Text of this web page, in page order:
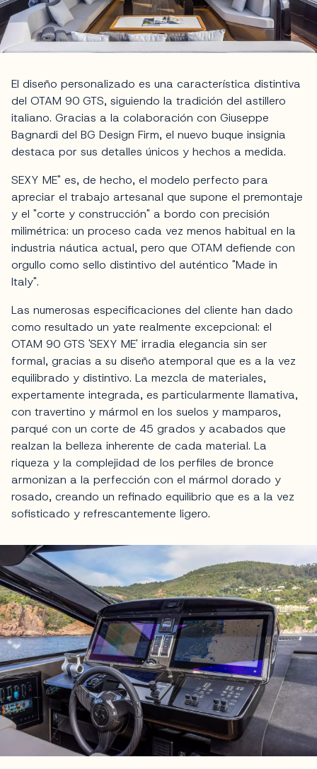
El diseño personalizado es una característica distintiva
del OTAM 90 GTS, siguiendo la tradición del astillero
italiano. Gracias a la colaboración con Giuseppe
Bagnardi del BG Design Firm, el nuevo buque insignia
destaca por sus detalles únicos y hechos a medida.
SEXY ME" es, de hecho, el modelo perfecto para
apreciar el trabajo artesanal que supone el premontaje
y el "corte y construcción" a bordo con precisión
milimétrica: un proceso cada vez menos habitual en la
industria náutica actual, pero que OTAM defiende con
orgullo como sello distintivo del auténtico "Made in
Italy".
Las numerosas especificaciones del cliente han dado
como resultado un yate realmente excepcional: el
OTAM 90 GTS 'SEXY ME' irradia elegancia sin ser
formal, gracias a su diseño atemporal que es a la vez
equilibrado y distintivo. La mezcla de materiales,
expertamente integrada, es particularmente llamativa,
con travertino y mármol en los suelos y mamparos,
parqué con un corte de 45 grados y acabados que
realzan la belleza inherente de cada material. La
riqueza y la complejidad de los perfiles de bronce
armonizan a la perfección con el mármol dorado y
rosado, creando un refinado equilibrio que es a la vez
sofisticado y refrescantemente ligero.